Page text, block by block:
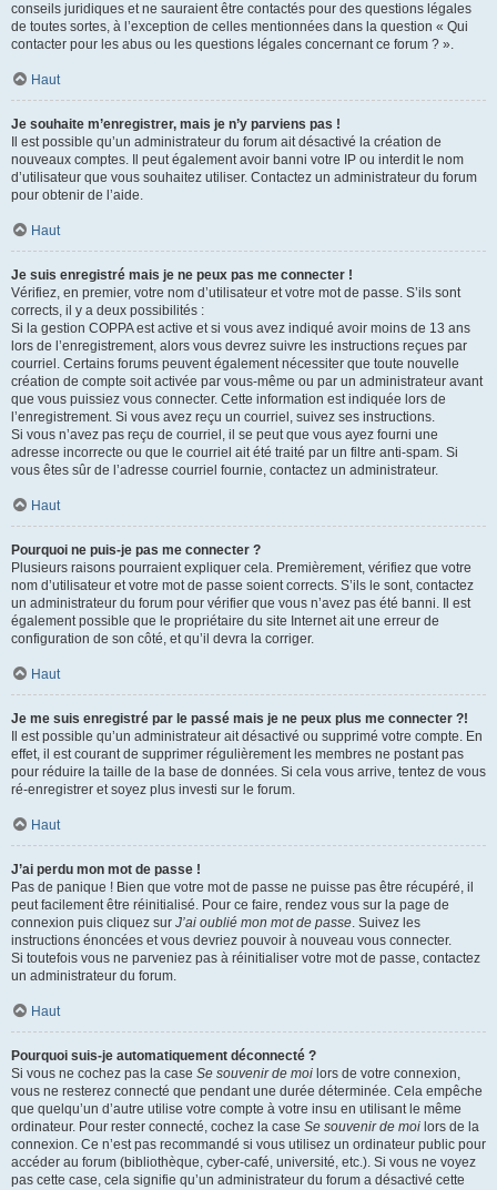
conseils juridiques et ne sauraient être contactés pour des questions légales
de toutes sortes, à l’exception de celles mentionnées dans la question « Qui
contacter pour les abus ou les questions légales concernant ce forum ? ».
Haut
Je souhaite m’enregistrer, mais je n’y parviens pas !
Il est possible qu’un administrateur du forum ait désactivé la création de
nouveaux comptes. Il peut également avoir banni votre IP ou interdit le nom
d’utilisateur que vous souhaitez utiliser. Contactez un administrateur du forum
pour obtenir de l’aide.
Haut
Je suis enregistré mais je ne peux pas me connecter !
Vérifiez, en premier, votre nom d’utilisateur et votre mot de passe. S’ils sont
corrects, il y a deux possibilités :
Si la gestion COPPA est active et si vous avez indiqué avoir moins de 13 ans
lors de l’enregistrement, alors vous devrez suivre les instructions reçues par
courriel. Certains forums peuvent également nécessiter que toute nouvelle
création de compte soit activée par vous-même ou par un administrateur avant
que vous puissiez vous connecter. Cette information est indiquée lors de
l’enregistrement. Si vous avez reçu un courriel, suivez ses instructions.
Si vous n’avez pas reçu de courriel, il se peut que vous ayez fourni une
adresse incorrecte ou que le courriel ait été traité par un filtre anti-spam. Si
vous êtes sûr de l’adresse courriel fournie, contactez un administrateur.
Haut
Pourquoi ne puis-je pas me connecter ?
Plusieurs raisons pourraient expliquer cela. Premièrement, vérifiez que votre
nom d’utilisateur et votre mot de passe soient corrects. S’ils le sont, contactez
un administrateur du forum pour vérifier que vous n’avez pas été banni. Il est
également possible que le propriétaire du site Internet ait une erreur de
configuration de son côté, et qu’il devra la corriger.
Haut
Je me suis enregistré par le passé mais je ne peux plus me connecter ?!
Il est possible qu’un administrateur ait désactivé ou supprimé votre compte. En
effet, il est courant de supprimer régulièrement les membres ne postant pas
pour réduire la taille de la base de données. Si cela vous arrive, tentez de vous
ré-enregistrer et soyez plus investi sur le forum.
Haut
J’ai perdu mon mot de passe !
Pas de panique ! Bien que votre mot de passe ne puisse pas être récupéré, il
peut facilement être réinitialisé. Pour ce faire, rendez vous sur la page de
connexion puis cliquez sur J’ai oublié mon mot de passe. Suivez les
instructions énoncées et vous devriez pouvoir à nouveau vous connecter.
Si toutefois vous ne parveniez pas à réinitialiser votre mot de passe, contactez
un administrateur du forum.
Haut
Pourquoi suis-je automatiquement déconnecté ?
Si vous ne cochez pas la case Se souvenir de moi lors de votre connexion,
vous ne resterez connecté que pendant une durée déterminée. Cela empêche
que quelqu’un d’autre utilise votre compte à votre insu en utilisant le même
ordinateur. Pour rester connecté, cochez la case Se souvenir de moi lors de la
connexion. Ce n’est pas recommandé si vous utilisez un ordinateur public pour
accéder au forum (bibliothèque, cyber-café, université, etc.). Si vous ne voyez
pas cette case, cela signifie qu’un administrateur du forum a désactivé cette